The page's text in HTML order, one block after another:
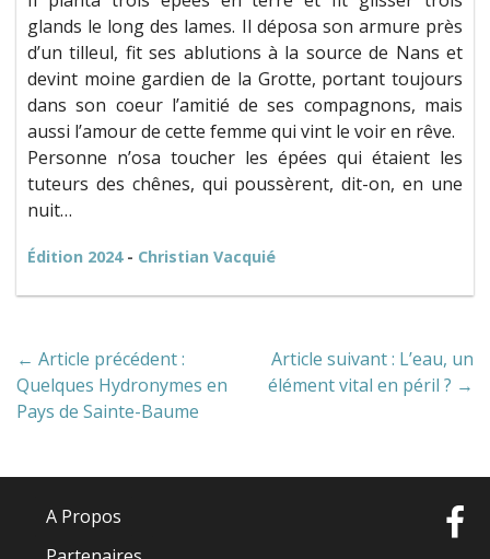
glands le long des lames. Il déposa son armure près
d’un tilleul, fit ses ablutions à la source de Nans et
devint moine gardien de la Grotte, portant toujours
dans son coeur l’amitié de ses compagnons, mais
aussi l’amour de cette femme qui vint le voir en rêve.
Personne n’osa toucher les épées qui étaient les
tuteurs des chênes, qui poussèrent, dit-on, en une
nuit…
Édition 2024 - Christian Vacquié
← Article précédent :
Quelques Hydronymes en
Pays de Sainte-Baume
Article suivant : L’eau, un
élément vital en péril ? →
A Propos